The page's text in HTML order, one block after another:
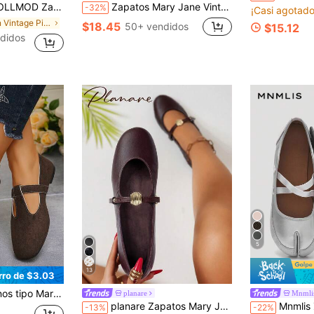
y elegante de color marrón oscuro, cómodos para mujer
en Vintage Pisos De Mujer
-32% Zapatos Mary Jane Vintage Marrón Versátiles con Cierre de Gancho & Bucle para Mujer Primavera 2025 Nuevos Zapatos Planos Casuales de Punta Redonda
$18.45 50+ vendidos
¡Casi
$15.12
de $3.03
bajo, estilo elegante, tipo ballet, para uso diario, oficina y desplazamientos, primavera y verano, tallas grandes
13
planare
-13% planare Zapatos Mary Jane planos de unicolor marrón, cómodos y de moda minimalista para mujer, sin cordones, adecuados para el desplazamiento diario, uso en la oficina, zapatos lindos, zapatos cómodos para mujer, apartamento, apartamento de mujer, zapatos planos marrones, zapatos elegantes para mujer, zapatos planos, zapatos Mary Jane
5
-22% Mnmlis Zapatos de baile de
#3 Más